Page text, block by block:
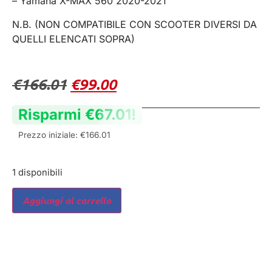
N.B. (NON COMPATIBILE CON SCOOTER DIVERSI DA
QUELLI ELENCATI SOPRA)
€166.01 €99.00
Risparmi €67.01!
Prezzo iniziale: €166.01
1 disponibili
Aggiungi al carrello